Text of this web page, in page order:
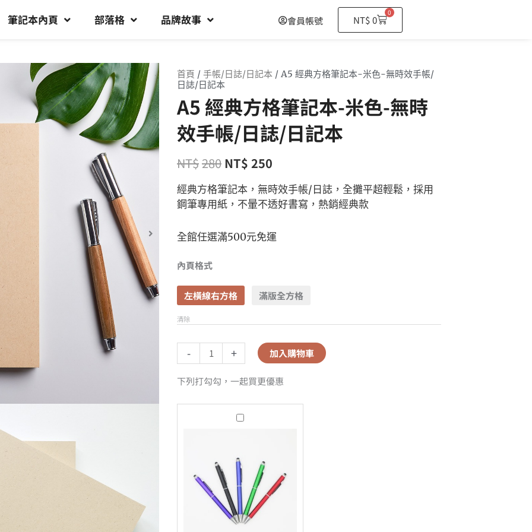
筆記本內頁 部落格 品牌故事 會員帳號 NT$0
0
購
物
首頁 / 手帳/日誌/日記本 / A5 經典方格筆記本-米色-無時效手帳/
日誌/日記本
A5 經典方格筆記本-米色-無時
效手帳/日誌/日記本
NT$280 NT$ 250
經典方格筆記本，無時效手帳/日誌，全攤平超輕鬆，採用
鋼筆專用紙，不暈不透好書寫，熱銷經典款
全館任選滿500元免運
內頁格式
左橫線右方格 滿版全方格
清除
- + 加入購物車
下列打勾勾，一起買更優惠
中
控
原
子
筆-
黑